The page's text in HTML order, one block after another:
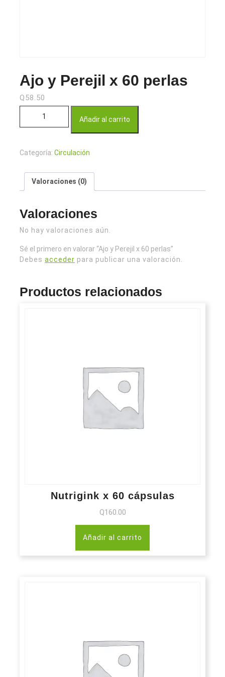
Ajo y Perejil x 60 perlas
Q58.50
Añadir al carrito
Categoría: Circulación
Valoraciones (0)
Valoraciones
No hay valoraciones aún.
Sé el primero en valorar “Ajo y Perejil x 60 perlas”
Debes acceder para publicar una valoración.
Productos relacionados
Nutrigink x 60 cápsulas
Q160.00
Añadir al carrito